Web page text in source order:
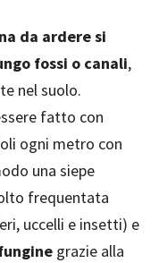
da ardere si
fossi o canali,
nel suolo.
fatto con
ogni metro con
una siepe
frequentata
uccelli e insetti) e
grazie alla